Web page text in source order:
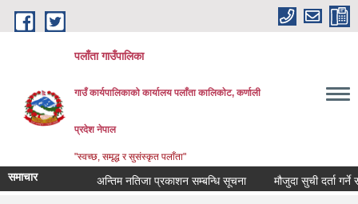
Skip to main content
पलाँता गाउँपालिका
गाउँ कार्यपालिकाको कार्यालयपलाँता कालिकाेट, कर्णाली
प्रदेश नेपाल
"स्वच्छ, समृद्ध र सुसंस्कृत पलाँता"
समाचार अन्तिम नतिजा प्रकाशन सम्बन्धि सूचना मौजुदा सुची दर्ता गर्ने